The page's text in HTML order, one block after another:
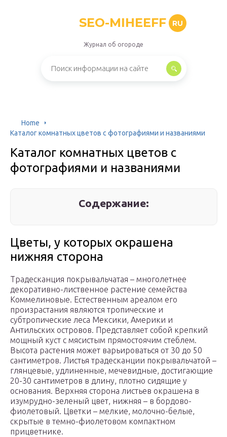
SEO-MIHEEFF RU
Журнал об огороде
Home
Каталог комнатных цветов с фотографиями и названиями
Каталог комнатных цветов с
фотографиями и названиями
Содержание:
Цветы, у которых окрашена
нижняя сторона
Традесканция покрывальчатая – многолетнее
декоративно-лиственное растение семейства
Коммелиновые. Естественным ареалом его
произрастания являются тропические и
субтропические леса Мексики, Америки и
Антильских островов. Представляет собой крепкий
мощный куст с мясистым прямостоячим стеблем.
Высота растения может варьироваться от 30 до 50
сантиметров. Листья традесканции покрывальчатой –
глянцевые, удлиненные, мечевидные, достигающие
20-30 сантиметров в длину, плотно сидящие у
основания. Верхняя сторона листьев окрашена в
изумрудно-зеленый цвет, нижняя – в бордово-
фиолетовый. Цветки – мелкие, молочно-белые,
скрытые в темно-фиолетовом компактном
прицветнике.